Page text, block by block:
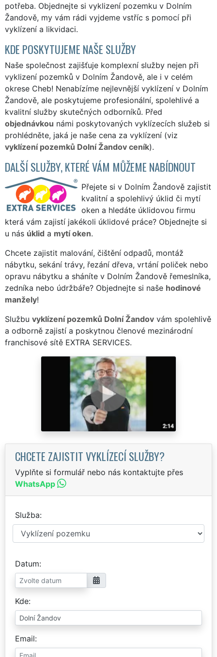
potřeba. Objednejte si vyklizení pozemku v Dolním
Žandově, my vám rádi vyjdeme vstříc s pomocí při
vyklízení a likvidaci.
KDE POSKYTUJEME NAŠE SLUŽBY
Naše společnost zajišťuje komplexní služby nejen při
vyklizení pozemků v Dolním Žandově, ale i v celém
okrese Cheb! Nenabízíme nejlevnější vyklízení v Dolním
Žandově, ale poskytujeme profesionální, spolehlivé a
kvalitní služby skutečných odborníků. Před
objednávkou námi poskytovaných vyklízecích služeb si
prohlédněte, jaká je naše cena za vyklízení (viz
vyklízení pozemků Dolní Žandov ceník).
DALŠÍ SLUŽBY, KTERÉ VÁM MŮŽEME NABÍDNOUT
Přejete si v Dolním Žandově zajistit
kvalitní a spolehlivý úklid či mytí
oken a hledáte úklidovou firmu
která vám zajistí jakékoli úklidové práce? Objednejte si
u nás úklid a mytí oken.
Chcete zajistit malování, čištění odpadů, montáž
nábytku, sekání trávy, řezání dřeva, vrtání poliček nebo
opravu nábytku a sháníte v Dolním Žandově řemeslníka,
zedníka nebo údržbáře? Objednejte si naše hodinové
manžely!
Službu vyklízení pozemků Dolní Žandov vám spolehlivě
a odborně zajistí a poskytnou členové mezinárodní
franchisové sítě EXTRA SERVICES.
CHCETE ZAJISTIT VYKLÍZECÍ SLUŽBY?
Vyplňte si formulář nebo nás kontaktujte přes
WhatsApp
Služba
Datum
Kde
Email